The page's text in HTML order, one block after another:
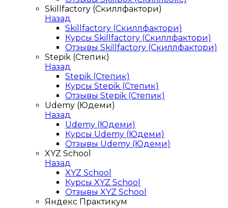
Skillfactory (Скиллфактори)
Назад
Skillfactory (Скиллфактори)
Курсы Skillfactory (Скиллфактори)
Отзывы Skillfactory (Скиллфактори)
Stepik (Степик)
Назад
Stepik (Степик)
Курсы Stepik (Степик)
Отзывы Stepik (Степик)
Udemy (Юдеми)
Назад
Udemy (Юдеми)
Курсы Udemy (Юдеми)
Отзывы Udemy (Юдеми)
XYZ School
Назад
XYZ School
Курсы XYZ School
Отзывы XYZ School
Яндекс Практикум